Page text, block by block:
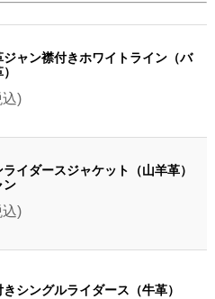
ジャン襟付きホワイトライン（バ
込)
イダースジャケット（山羊革）
ン
込)
シングルライダース（牛革）